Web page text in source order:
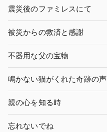
震災後のファミレスにて
被災からの救済と感謝
不器用な父の宝物
鳴かない猫がくれた奇跡の声
親の心を知る時
忘れないでね